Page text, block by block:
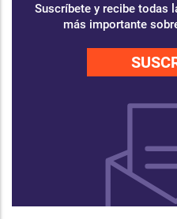
Suscríbete y recibe todas
más importante